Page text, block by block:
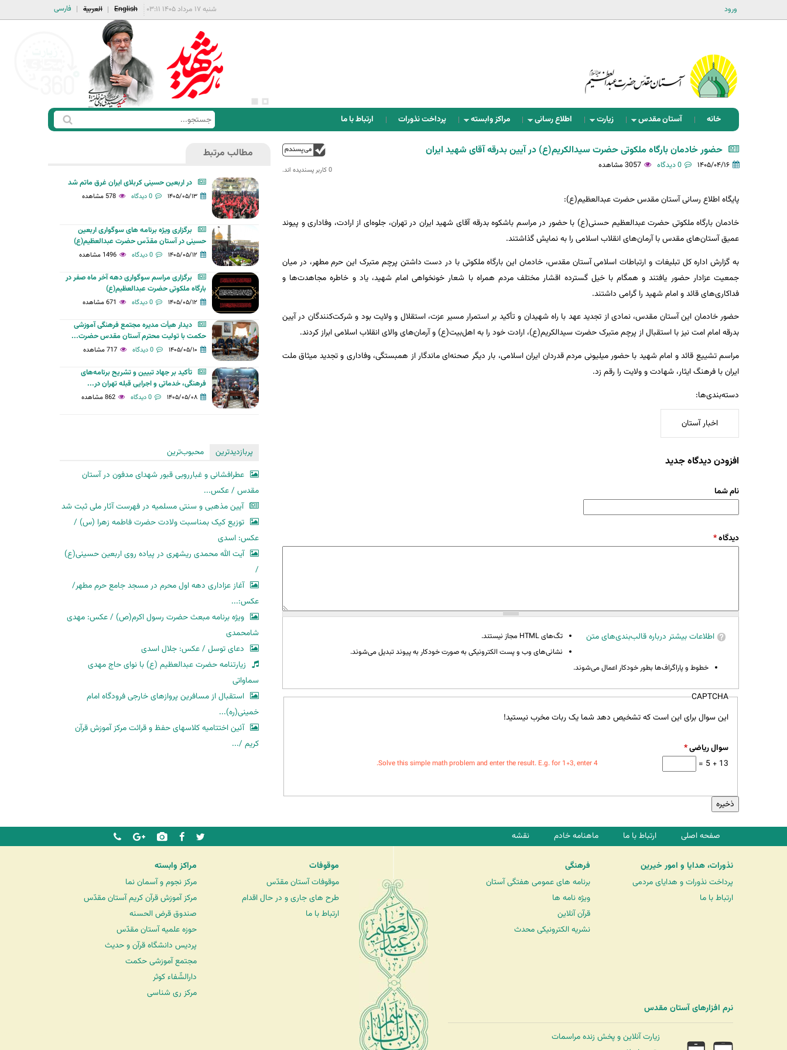
ورود فارسی العربية English شنبه ۱۷ مرداد ۱۴۰۵ ۰۳:۱۱
خانه آستان مقدس زیارت اطلاع رسانی مراکز وابسته پرداخت نذورات ارتباط با ما
ف
ر
ج
س
ج
س
ت
0 کاربر پسندیده اند.‎
حضور خادمان بارگاه ملکوتی حضرت سیدالکریم(ع) در آیین بدرقه آقای شهید ایران
۱۴۰۵/۰۴/۱۶ 0 دیدگاه 3057 مشاهده
پایگاه اطلاع رسانی آستان مقدس حضرت عبدالعظیم(ع):
خادمان بارگاه ملکوتی حضرت عبدالعظیم حسنی(ع) با حضور در مراسم باشکوه بدرقه آقای شهید ایران در تهران، جلوه‌ای از ارادت، وفاداری و پیوند
عمیق آستان‌های مقدس با آرمان‌های انقلاب اسلامی را به نمایش گذاشتند.
به گزارش اداره کل تبلیغات و ارتباطات اسلامی آستان مقدس، خادمان این بارگاه ملکوتی با در دست داشتن پرچم متبرک این حرم مطهر، در میان
جمعیت عزادار حضور یافتند و همگام با خیل گسترده اقشار مختلف مردم همراه با شعار خونخواهی امام شهید، یاد و خاطره مجاهدت‌ها و
فداکاری‌های قائد و امام شهید را گرامی داشتند.
حضور خادمان این آستان مقدس، نمادی از تجدید عهد با راه شهیدان و تأکید بر استمرار مسیر عزت، استقلال و ولایت بود و شرکت‌کنندگان در آیین
بدرقه امام امت نیز با استقبال از پرچم متبرک حضرت سیدالکریم(ع)، ارادت خود را به اهل‌بیت(ع) و آرمان‌های والای انقلاب اسلامی ابراز کردند.
مراسم تشییع قائد و امام شهید با حضور میلیونی مردم قدردان ایران اسلامی، بار دیگر صحنه‌ای ماندگار از همبستگی، وفاداری و تجدید میثاق ملت
ایران با فرهنگ ایثار، شهادت و ولایت را رقم زد.
دسته‌بندی‌ها:
اخبار آستان
افزودن دیدگاه جدید
نام شما
دیدگاه*
اطلاعات بیشتر درباره قالب‌بندی‌های متن
تگ‌های HTML مجاز نیستند.
نشانی‌های وب و پست الکترونیکی به صورت خودکار به پیوند تبدیل می‌شوند.
خطوط و پاراگراف‌ها بطور خودکار اعمال می‌شوند.
CAPTCHA
این سوال برای این است که تشخیص دهد شما یک ربات مخرب نیستید!
سوال ریاضی*
13 + 5 =
Solve this simple math problem and enter the result. E.g. for 1+3, enter 4.
مطالب مرتبط
در اربعین حسینی کربلای ایران غرق ماتم شد
۱۴۰۵/۰۵/۱۳ 0 دیدگاه 578 مشاهده
برگزاری ویژه برنامه های سوگواری اربعین
حسینی در آستان مقدّس حضرت عبدالعظیم(ع)
۱۴۰۵/۰۵/۱۲ 0 دیدگاه 1496 مشاهده
برگزاری مراسم سوگواری دهه آخر ماه صفر در
بارگاه ملکوتی حضرت عبدالعظیم(ع)
۱۴۰۵/۰۵/۱۲ 0 دیدگاه 671 مشاهده
دیدار هیأت مدیره مجتمع فرهنگی آموزشی
حکمت با تولیت محترم آستان مقدس حضرت...
۱۴۰۵/۰۵/۱۰ 0 دیدگاه 717 مشاهده
تأکید بر جهاد تبیین و تشریح برنامه‌های
فرهنگی، خدماتی و اجرایی قبله تهران در...
۱۴۰۵/۰۵/۰۸ 0 دیدگاه 862 مشاهده
پربازدیدترین
محبوب‌ترین
عطرافشانی و غبارروبی قبور شهدای مدفون در آستان
مقدس / عکس...
آیین مذهبی و سنتی مسلمیه در فهرست آثار ملی ثبت شد
توزیع کیک بمناسبت ولادت حضرت فاطمه زهرا (س) /
عکس: اسدی
آیت الله محمدی ریشهری در پیاده روی اربعین حسینی(ع)
/
آغاز عزاداری دهه اول محرم در مسجد جامع حرم مطهر/
عکس:...
ویژه برنامه مبعث حضرت رسول اکرم(ص) / عکس: مهدی
شامحمدی
دعای توسل / عکس: جلال اسدی
زیارتنامه حضرت عبدالعظیم (ع) با نوای حاج مهدی
سماواتی
استقبال از مسافرین پروازهای خارجی فرودگاه امام
خمینی(ره)...
آئین اختتامیه کلاسهای حفظ و قرائت مرکز آموزش قرآن
کریم /...
صفحه اصلی ارتباط با ما ماهنامه خادم نقشه
نذورات، هدایا و امور خیرین
پرداخت نذورات و هدایای مردمی
ارتباط با ما
فرهنگی
برنامه های عمومی هفتگی آستان
ویژه نامه ها
قرآن آنلاین
نشریه الکترونیکی محدث
موقوفات
موقوفات آستان مقدّس
طرح های جاری و در حال اقدام
ارتباط با ما
مراکز وابسته
مرکز نجوم و آسمان نما
مرکز آموزش قرآن کریم آستان مقدّس
صندوق قرض الحسنه
حوزه علمیه آستان مقدّس
پردیس دانشگاه قرآن و حدیث
مجتمع آموزشی حکمت
دارالشّفاء کوثر
مرکز ری شناسی
نرم افزارهای آستان مقدس
زیارت آنلاین و پخش زنده مراسمات